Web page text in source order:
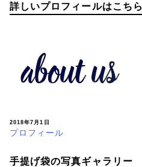
詳しいプロフィールはこちら
2018年7月1日
プロフィール
手提げ袋の写真ギャラリー